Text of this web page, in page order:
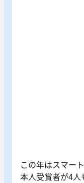
この年はスマー
本人受賞者が4